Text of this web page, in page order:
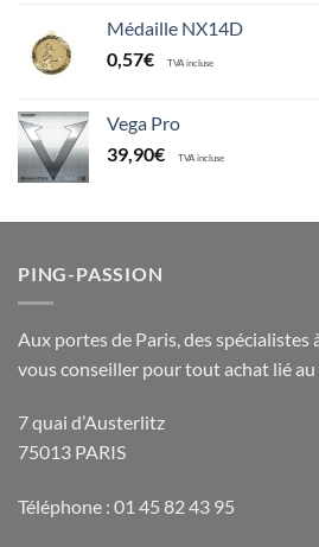
Médaille NX14D
0,57€ TVA incluse
Vega Pro
39,90€ TVA incluse
PING-PASSION
Aux portes de Paris, des spécialistes
vous conseiller pour tout achat lié au
7 quai d’Austerlitz
75013 PARIS
Téléphone : 01 45 82 43 95